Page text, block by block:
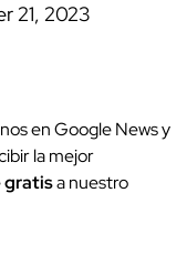
21, 2023
en Google News y
la mejor
gratisa nuestro